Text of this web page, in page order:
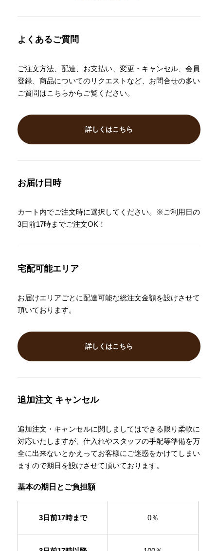
よくあるご質問
ご注文方法、配達、お支払い、変更・キャンセル、会員
登録、商品についてのリクエストなど、お問合せの多い
ご質問はこちらからご覧ください。
詳しくはこちら
お届け日時
カート内でご注文時に選択してください。※ご利用日の
3日前17時までご注文OK！
宅配可能エリア
お届けエリアごとに配達可能な総注文金額を設けさせて
頂いております。
詳しくはこちら
追加注文 キャンセル
追加注文・キャンセルに関しましてはできる限り柔軟に
対応いたしますが、仕入れやスタッフの手配等準備を万
全に出来ないとかえってお客様にご迷惑をかけてしまい
ますので期日を設けさせて頂いております。
基本の期日とご負担額
3日前17時まで 0％